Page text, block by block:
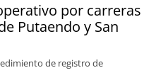
por carreras
Putaendo y San
de registro de